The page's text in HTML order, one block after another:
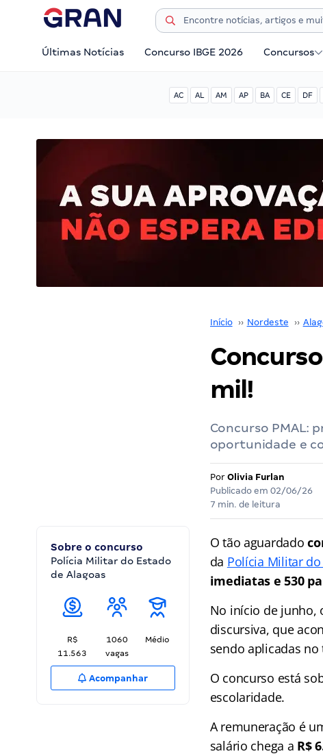
Últimas Notícias Concurso IBGE 2026 Concursos
AC AL AM AP BA CE DF
Início ›› Nordeste ››
mil!
Concurso PMAL:
oportunidade e
Por Olivia Furlan
Publicado em 02/06/26
7 min. de leitura
Sobre o concurso
Polícia Militar do Estado
de Alagoas
R$
11.563
1060
vagas
Médio
Acompanhar
O tão aguardado
da Polícia Militar do
imediatas e 530
No início de junho,
discursiva, que
sendo aplicadas
O concurso está
escolaridade.
A remuneração é
salário chega a R$